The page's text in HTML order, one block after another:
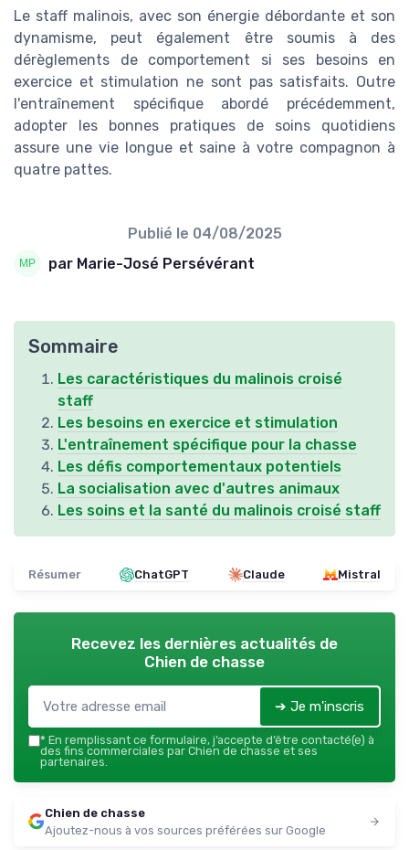
Le staff malinois, avec son énergie débordante et son
dynamisme, peut également être soumis à des
dérèglements de comportement si ses besoins en
exercice et stimulation ne sont pas satisfaits. Outre
l'entraînement spécifique abordé précédemment,
adopter les bonnes pratiques de soins quotidiens
assure une vie longue et saine à votre compagnon à
quatre pattes.
Publié le 04/08/2025
par Marie-José Persévérant
Sommaire
Les caractéristiques du malinois croisé
staff
Les besoins en exercice et stimulation
L'entraînement spécifique pour la chasse
Les défis comportementaux potentiels
La socialisation avec d'autres animaux
Les soins et la santé du malinois croisé staff
Résumer ChatGPT Claude Mistral
Recevez les dernières actualités de
Chien de chasse
➔ Je m'inscris
* En remplissant ce formulaire, j’accepte d’être contacté(e) à
des fins commerciales par Chien de chasse et ses
partenaires.
Chien de chasse
Ajoutez-nous à vos sources préférées sur Google